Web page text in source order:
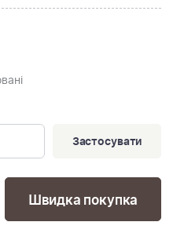
Застосувати
Швидка покупка